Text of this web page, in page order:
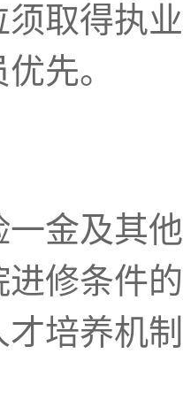
须取得执
先。
一金及其
进修条件
才培养机